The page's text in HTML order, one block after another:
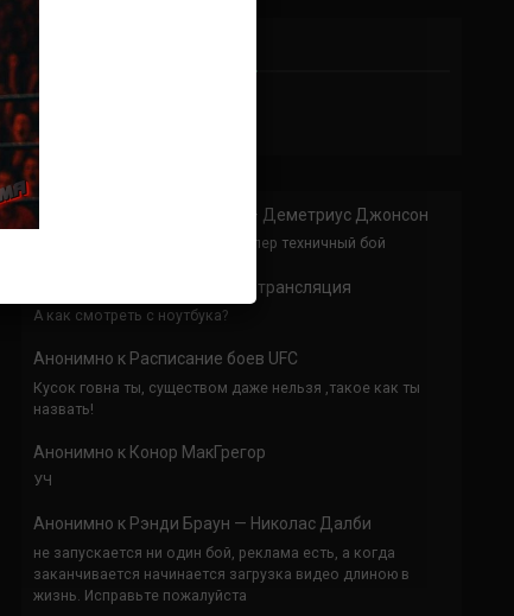
Анонимно Доминик Круз — Деметриус Джонсон
Спасибо что выложили этот супер техничный бой
UFC 324 прямая трансляция
А как смотреть с ноутбука?
Анонимно к Расписание боев UFC
Кусок говна ты, существом даже нельзя ,такое как ты
назвать!
Анонимно к Конор МакГрегор
УЧ
Анонимно к Рэнди Браун — Николас Далби
не запускается ни один бой, реклама есть, а когда
заканчивается начинается загрузка видео длиною в
жизнь. Исправьте пожалуйста